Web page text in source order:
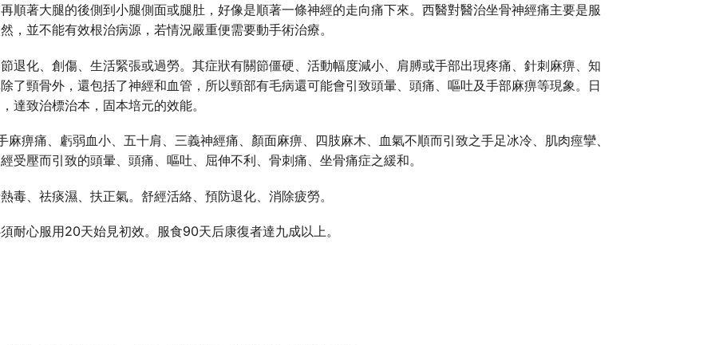
順著大腿的後側到小腿側面或腿肚，好像是順著一條神經的走向痛下來。西醫對醫治坐骨神經痛主要是服
，並不能有效根治病源，若情況嚴重便需要動手術治療。
退化、創傷、生活緊張或過勞。其症狀有關節僵硬、活動幅度減小、肩膊或手部出現疼痛、針刺麻痹、知
了頸骨外，還包括了神經和血管，所以頸部有毛病還可能會引致頭暈、頭痛、嘔吐及手部麻痹等現象。日
達致治標治本，固本培元的效能。
痹痛、虧弱血小、五十肩、三義神經痛、顏面麻痹、四肢麻木、血氣不順而引致之手足冰冷、肌肉痙攣、
受壓而引致的頭暈、頭痛、嘔吐、屈伸不利、骨刺痛、坐骨痛症之緩和。
毒、祛痰濕、扶正氣。舒經活絡、預防退化、消除疲勞。
耐心服用20天始見初效。服食90天后康復者達九成以上。